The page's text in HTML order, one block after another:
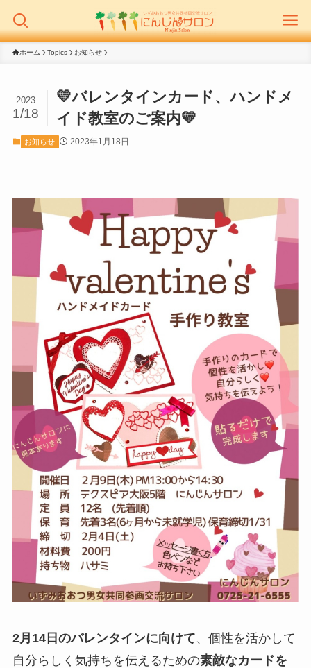
ホーム Topics お知らせ
💛バレンタインカード、ハンドメ
イド教室のご案内💛
2023
1/18
お知らせ 2023年1月18日
2月14日のバレンタインに向けて、個性を活かして
自分らしく気持ちを伝えるための素敵なカードを